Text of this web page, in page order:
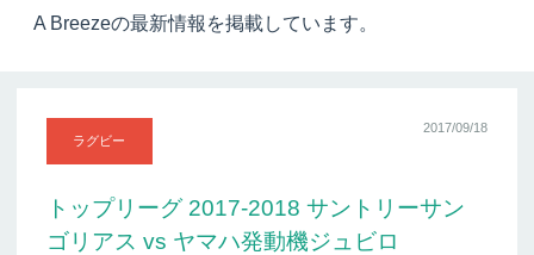
A Breezeの最新情報を掲載しています。
ラグビー
2017/09/18
トップリーグ 2017-2018 サントリーサン
ゴリアス vs ヤマハ発動機ジュビロ